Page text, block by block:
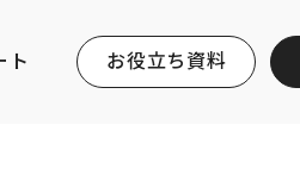
ト お役立ち資料